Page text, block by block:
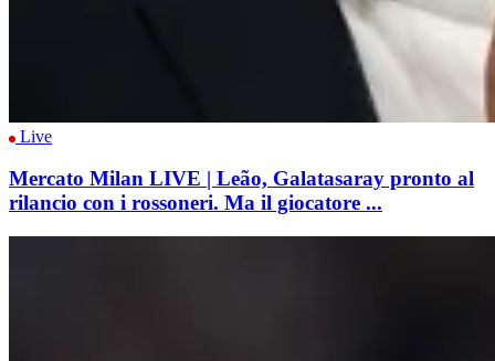
Live
Mercato Milan LIVE | Leão, Galatasaray pronto al
rilancio con i rossoneri. Ma il giocatore ...